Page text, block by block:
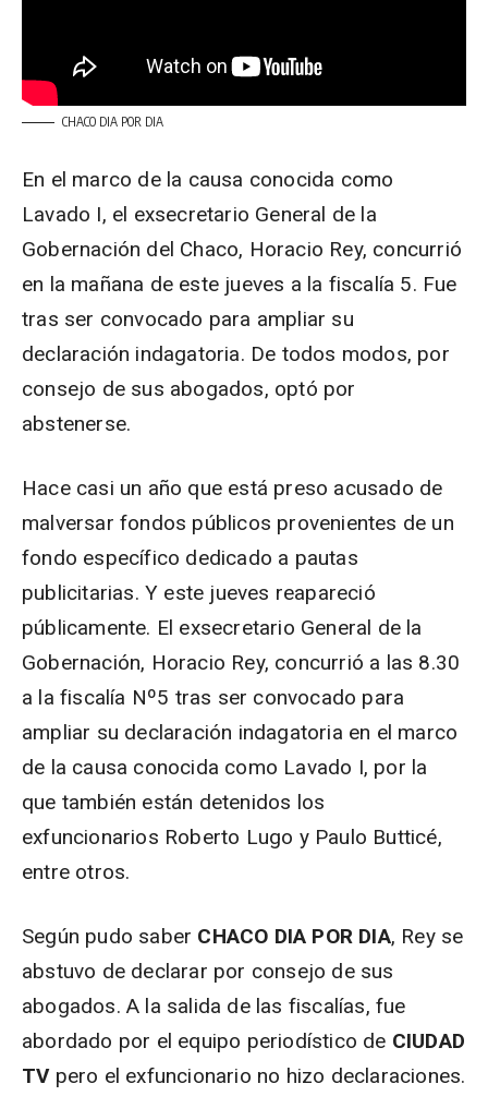
CHACO DIA POR DIA
En el marco de la causa conocida como
Lavado I, el exsecretario General de la
Gobernación del Chaco, Horacio Rey, concurrió
en la mañana de este jueves a la fiscalía 5. Fue
tras ser convocado para ampliar su
declaración indagatoria. De todos modos, por
consejo de sus abogados, optó por
abstenerse.
Hace casi un año que está preso acusado de
malversar fondos públicos provenientes de un
fondo específico dedicado a pautas
publicitarias. Y este jueves reapareció
públicamente. El exsecretario General de la
Gobernación, Horacio Rey, concurrió a las 8.30
a la fiscalía Nº5 tras ser convocado para
ampliar su declaración indagatoria en el marco
de la causa conocida como Lavado I, por la
que también están detenidos los
exfuncionarios Roberto Lugo y Paulo Butticé,
entre otros.
Según pudo saber CHACO DIA POR DIA, Rey se
abstuvo de declarar por consejo de sus
abogados. A la salida de las fiscalías, fue
abordado por el equipo periodístico de CIUDAD
TVpero el exfuncionario no hizo declaraciones.